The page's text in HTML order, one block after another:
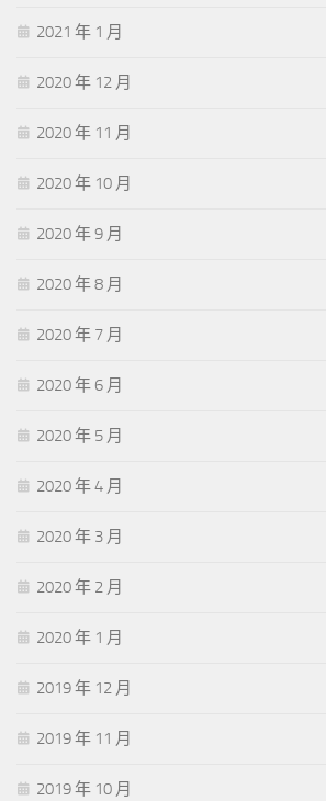
2021 年 1 月
2020 年 12 月
2020 年 11 月
2020 年 10 月
2020 年 9 月
2020 年 8 月
2020 年 7 月
2020 年 6 月
2020 年 5 月
2020 年 4 月
2020 年 3 月
2020 年 2 月
2020 年 1 月
2019 年 12 月
2019 年 11 月
2019 年 10 月